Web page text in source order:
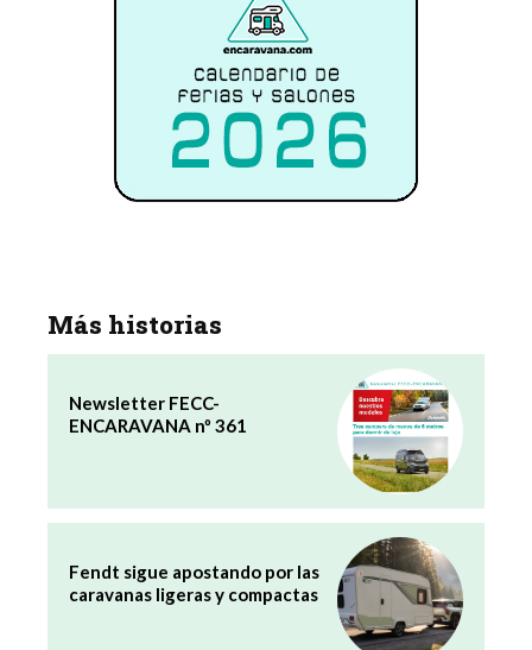
Más historias
Newsletter FECC-
ENCARAVANA nº 361
Fendt sigue apostando por las
caravanas ligeras y compactas